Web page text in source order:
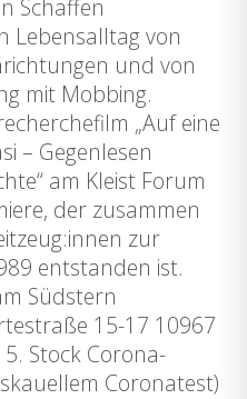
Schaffen
Lebensalltag von
und von
mit Mobbing.
„Auf eine
– Gegenlesen
am Kleist Forum
der zusammen
zur
entstanden ist.
Südstern
15-17 10967
Stock Corona-
Coronatest)